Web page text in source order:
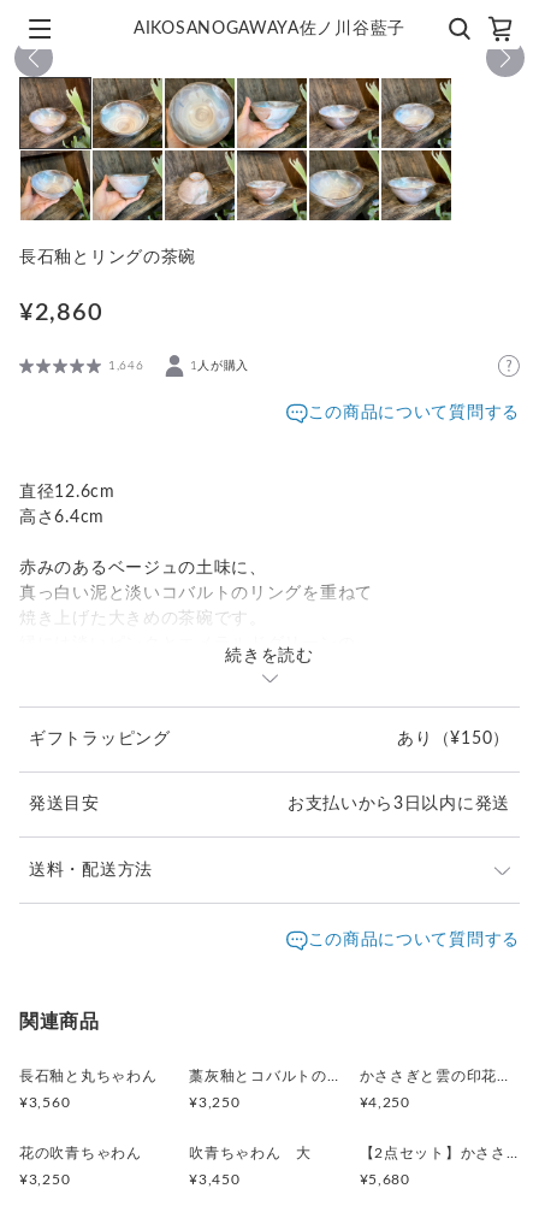
AIKOSANOGAWAYA佐ノ川谷藍子 /12
長石釉とリングの茶碗
¥2,860
1,646 1人が購入
この商品について質問する
直径12.6cm
高さ6.4cm
赤みのあるベージュの土味に、
真っ白い泥と淡いコバルトのリングを重ねて
焼き上げた大きめの茶碗です。
縁には淡いピンクとエメラルドグリーンの
釉薬をかけた、飯茶碗です。
続きを読む
ギフトラッピング あり （¥150）
発送目安 お支払いから3日以内に発送
送料・配送方法
宅急便（ヤマト）
この商品について質問する
関連商品
長石釉と丸ちゃわん
¥3,560
¥3,250
¥4,250
花の吹青ちゃわん
¥3,250
吹青ちゃわん 大
¥3,450
¥5,680